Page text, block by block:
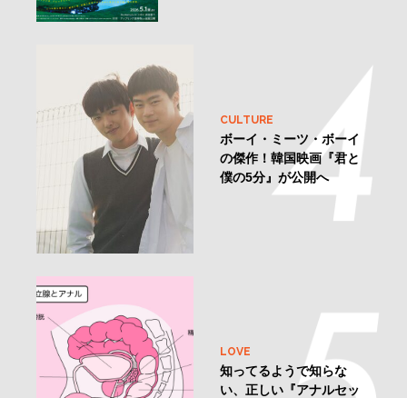
CULTURE
ボーイ・ミーツ・ボーイ
の傑作！韓国映画『君と
僕の5分』が公開へ
LOVE
知ってるようで知らな
い、正しい『アナルセッ